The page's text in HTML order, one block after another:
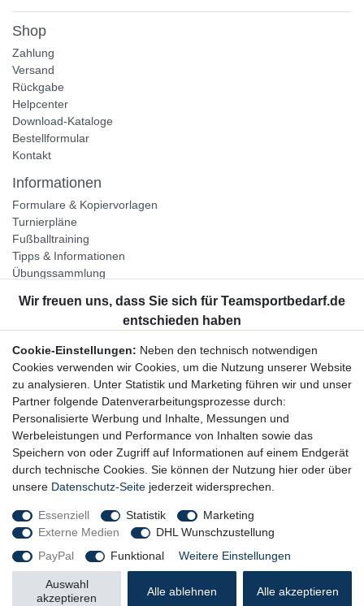
Shop
Zahlung
Versand
Rückgabe
Helpcenter
Download-Kataloge
Bestellformular
Kontakt
Informationen
Formulare & Kopiervorlagen
Turnierpläne
Fußballtraining
Tipps & Informationen
Übungssammlung
Unternehmen
Widerrufsrecht
Bestellung widerrufen
Datenschutzerklärung
AGB
Impressum
Newsletter
Newsletter-Anmeldung
Cookie-Einstellungen: Neben den technisch notwendigen
Cookies verwenden wir Cookies, um die Nutzung unserer Website
zu analysieren. Unter Statistik und Marketing führen wir und unser
Partner folgende Datenverarbeitungsprozesse durch:
Personalisierte Werbung und Inhalte, Messungen und
Werbeleistungen und Performance von Inhalten sowie das
Speichern von oder Zugriff auf Informationen auf einem Endgerät
durch technische Cookies. Sie können der Nutzung hier oder über
unsere Datenschutz-Seite jederzeit widersprechen.
Essenziell Statistik
Marketing
Externe Medien
DHL Wunschzustellung
PayPal
Funktional Weitere Einstellungen
Alle akzeptieren
Alle ablehnen
Auswahl
akzeptieren